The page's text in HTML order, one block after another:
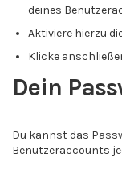
deines
Aktiviere hierzu
Klicke
Dein
Du kannst das
Benutzeraccounts